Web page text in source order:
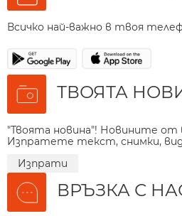
Всичко най-важно в твоя
ТВОЯТА
"Твоята новина"! Новините
Изпратете текст, снимки,
Изпрати
ВРЪЗКА С